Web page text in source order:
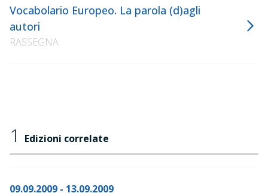
Vocabolario Europeo. La parola (d)agli
autori
RASSEGNA
1 Edizioni correlate
09.09.2009 - 13.09.2009